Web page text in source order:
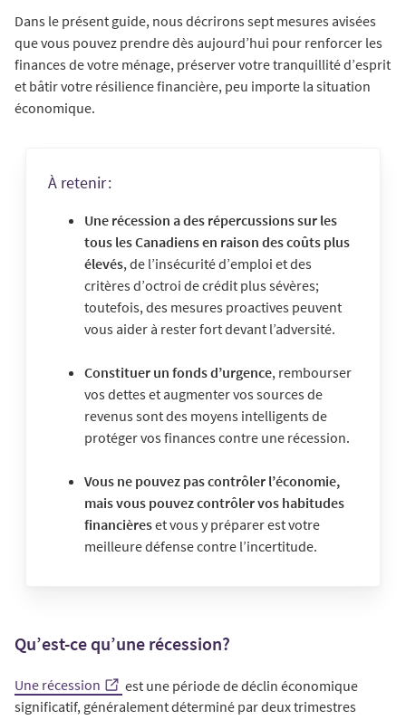
Dans le présent guide, nous décrirons sept mesures avisées
que vous pouvez prendre dès aujourd’hui pour renforcer les
finances de votre ménage, préserver votre tranquillité d’esprit
et bâtir votre résilience financière, peu importe la situation
économique.
À retenir :
Une récession a des répercussions sur les
tous les Canadiens en raison des coûts plus
élevés, de l’insécurité d’emploi et des
critères d’octroi de crédit plus sévères;
toutefois, des mesures proactives peuvent
vous aider à rester fort devant l’adversité.
Constituer un fonds d’urgence, rembourser
vos dettes et augmenter vos sources de
revenus sont des moyens intelligents de
protéger vos finances contre une récession.
Vous ne pouvez pas contrôler l’économie,
mais vous pouvez contrôler vos habitudes
financièreset vous y préparer est votre
meilleure défense contre l’incertitude.
Qu’est-ce qu’une récession?
Une récession
est une période de déclin économique
significatif, généralement déterminé par deux trimestres